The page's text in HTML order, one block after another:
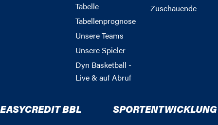
Tabelle
Tabellenprognose
Unsere Teams
Unsere Spieler
Dyn Basketball -
Live & auf Abruf
Zuschauende
EASYCREDIT BBL SPORTENTWICKLUNG